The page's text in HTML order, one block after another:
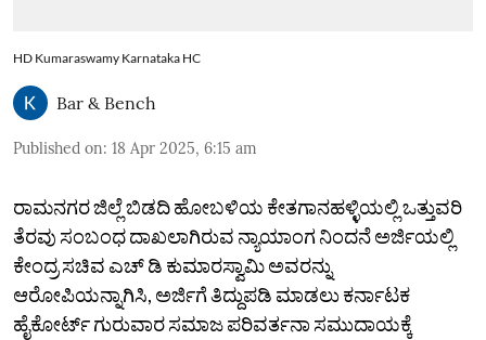
HD Kumaraswamy Karnataka HC
Bar & Bench
Published on: 18 Apr 2025, 6:15 am
ರಾಮನಗರ ಜಿಲ್ಲೆ ಬಿಡದಿ ಹೋಬಳಿಯ ಕೇತಗಾನಹಳ್ಳಿಯಲ್ಲಿ ಒತ್ತುವರಿ
ತೆರವು ಸಂಬಂಧ ದಾಖಲಾಗಿರುವ ನ್ಯಾಯಾಂಗ ನಿಂದನೆ ಅರ್ಜಿಯಲ್ಲಿ
ಕೇಂದ್ರ ಸಚಿವ ಎಚ್‌ ಡಿ ಕುಮಾರಸ್ವಾಮಿ ಅವರನ್ನು
ಆರೋಪಿಯನ್ನಾಗಿಸಿ, ಅರ್ಜಿಗೆ ತಿದ್ದುಪಡಿ ಮಾಡಲು ಕರ್ನಾಟಕ
ಹೈಕೋರ್ಟ್‌ ಗುರುವಾರ ಸಮಾಜ ಪರಿವರ್ತನಾ ಸಮುದಾಯಕ್ಕೆ